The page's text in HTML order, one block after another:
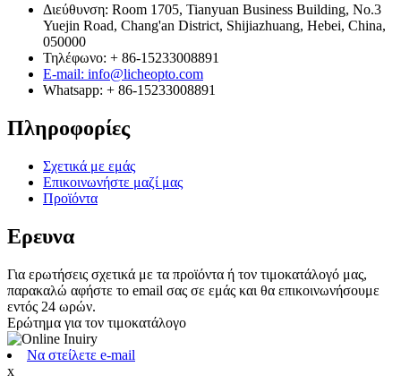
Διεύθυνση: Room 1705, Tianyuan Business Building, No.3
Yuejin Road, Chang'an District, Shijiazhuang, Hebei, China,
050000
Τηλέφωνο: + 86-15233008891
E-mail: info@licheopto.com
Whatsapp: + 86-15233008891
Πληροφορίες
Σχετικά με εμάς
Επικοινωνήστε μαζί μας
Προϊόντα
Ερευνα
Για ερωτήσεις σχετικά με τα προϊόντα ή τον τιμοκατάλογό μας,
παρακαλώ αφήστε το email σας σε εμάς και θα επικοινωνήσουμε
εντός 24 ωρών.
Ερώτημα για τον τιμοκατάλογο
Να στείλετε e-mail
x